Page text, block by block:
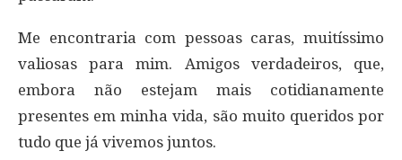
Me encontraria com pessoas caras, muitíssimo
valiosas para mim. Amigos verdadeiros, que,
embora não estejam mais cotidianamente
presentes em minha vida, são muito queridos por
tudo que já vivemos juntos.